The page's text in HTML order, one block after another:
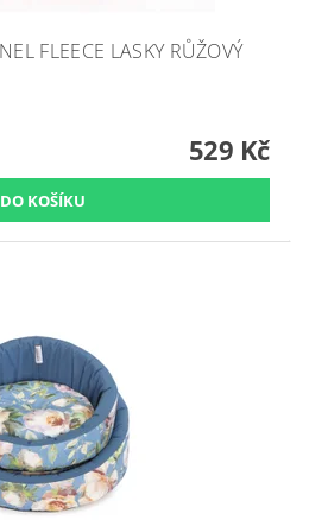
FLEECE LASKY RŮŽOVÝ
529 Kč